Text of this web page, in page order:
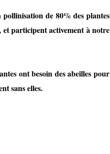
pollinisation de 80% des plantes
et participent activement à notre
ont besoin des abeilles pour
sans elles.